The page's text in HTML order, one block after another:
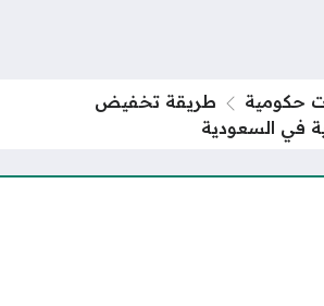
حكومية
طريقة تخفيض
في السعودية